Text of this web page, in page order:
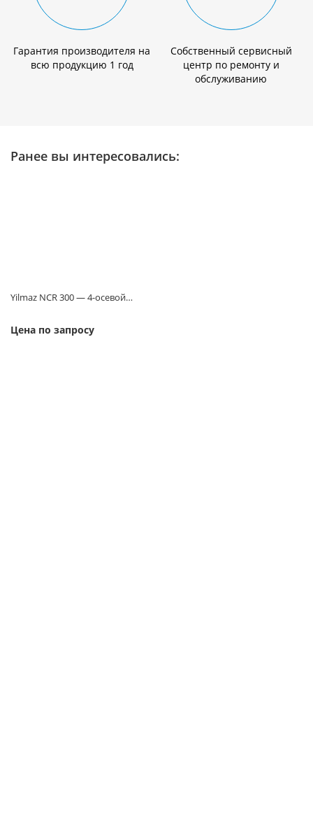
Гарантия производителя на
всю продукцию 1 год
Собственный сервисный
центр по ремонту и
обслуживанию
Ранее вы интересовались:
Yilmaz NCR 300 — 4-осевой…
Цена по запросу